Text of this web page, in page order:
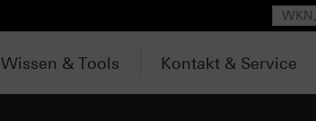
Suche
Wissen & Tools Kontakt & Service